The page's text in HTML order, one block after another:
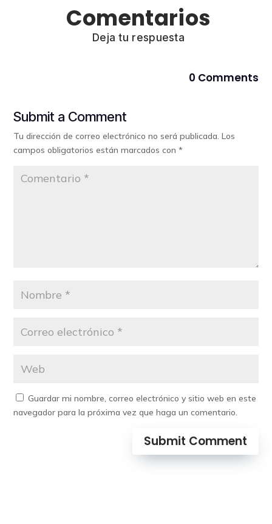
Comentarios
Deja tu respuesta
0 Comments
Submit a Comment
Tu dirección de correo electrónico no será publicada. Los
campos obligatorios están marcados con*
Guardar mi nombre, correo electrónico y sitio web en este
navegador para la próxima vez que haga un comentario.
Submit Comment